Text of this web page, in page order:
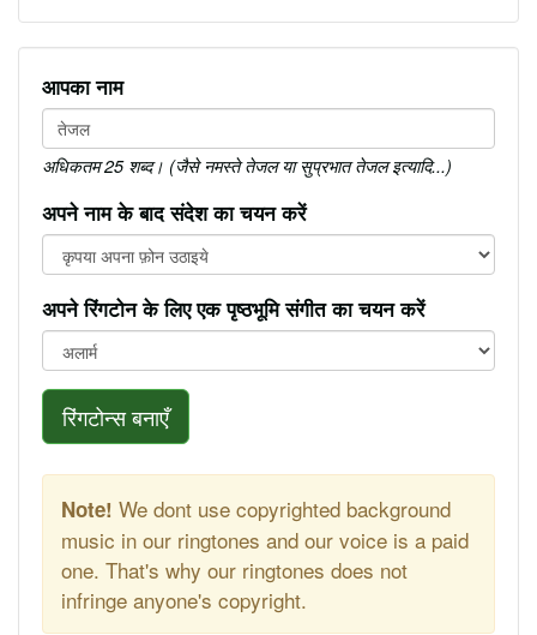
आपका नाम
अधिकतम 25 शब्द। (जैसे नमस्ते तेजल या सुप्रभात तेजल इत्यादि...)
अपने नाम के बाद संदेश का चयन करें
अपने रिंगटोन के लिए एक पृष्ठभूमि संगीत का चयन करें
रिंगटोन्स बनाएँ
Note! We dont use copyrighted background
music in our ringtones and our voice is a paid
one. That's why our ringtones does not
infringe anyone's copyright.